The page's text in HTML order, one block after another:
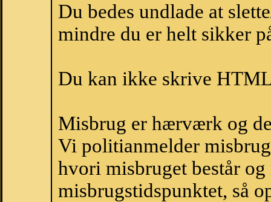
Du bedes undlade at
mindre du er helt sikker
Du kan ikke skrive
Misbrug er hærværk og
Vi politianmelder
hvori misbruget består
misbrugstidspunktet, så